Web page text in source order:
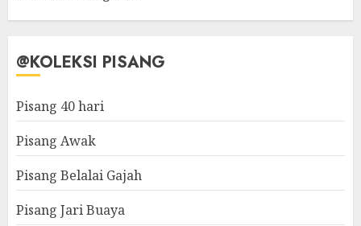
@KOLEKSI PISANG
Pisang 40 hari
Pisang Awak
Pisang Belalai Gajah
Pisang Jari Buaya